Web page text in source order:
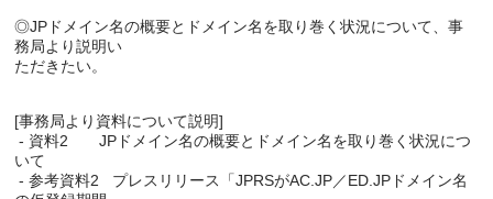
◎JPドメイン名の概要とドメイン名を取り巻く状況について、事
務局より説明い
ただきたい。
[事務局より資料について説明]
- 資料2       JPドメイン名の概要とドメイン名を取り巻く状況につ
いて
- 参考資料2   プレスリリース「JPRSがAC.JP／ED.JPドメイン名